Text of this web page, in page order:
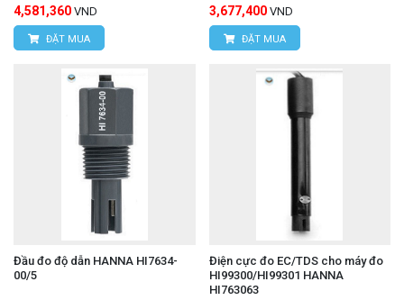
4,581,360 VND
ĐẶT MUA
3,677,400 VND
ĐẶT MUA
Đầu đo độ dẫn HANNA HI7634-
00/5
Điện cực đo EC/TDS cho máy đo
HI99300/HI99301 HANNA
HI763063